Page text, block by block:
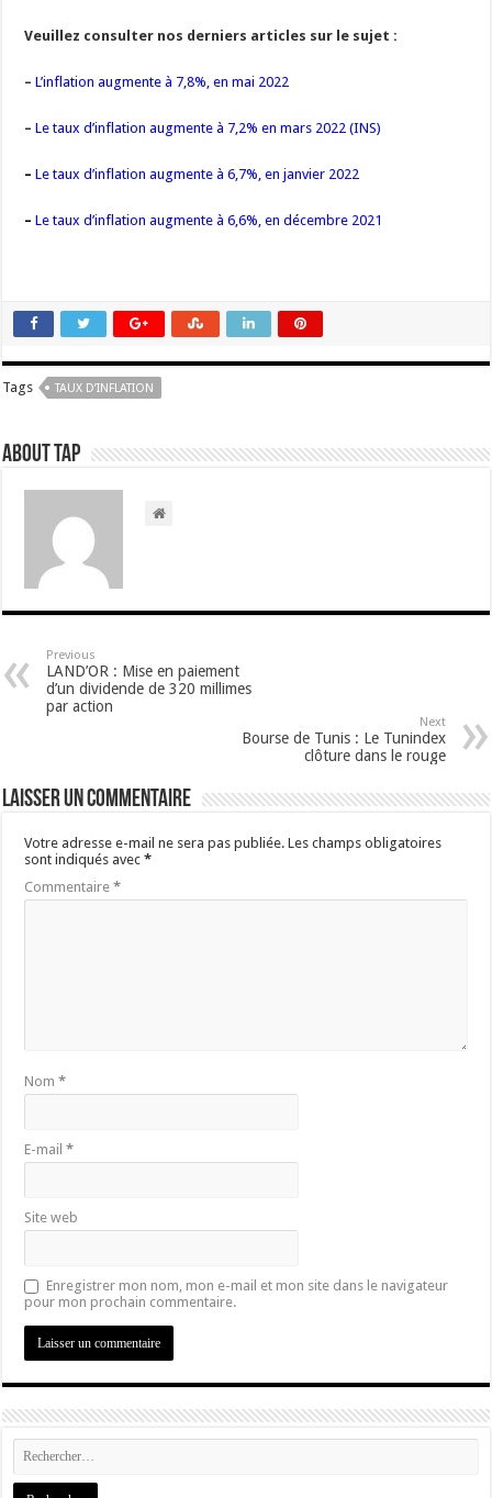
Veuillez consulter nos derniers articles sur le sujet :
– L’inflation augmente à 7,8%, en mai 2022
– Le taux d’inflation augmente à 7,2% en mars 2022 (INS)
–Le taux d’inflation augmente à 6,7%, en janvier 2022
–Le taux d’inflation augmente à 6,6%, en décembre 2021
Tags TAUX D’INFLATION
About TAP
Previous
LAND’OR : Mise en paiement
d’un dividende de 320 millimes
par action
Next
Bourse de Tunis : Le Tunindex
clôture dans le rouge
Laisser un commentaire
Votre adresse e-mail ne sera pas publiée. Les champs obligatoires
sont indiqués avec*
Commentaire*
Nom*
E-mail*
Site web
Enregistrer mon nom, mon e-mail et mon site dans le navigateur
pour mon prochain commentaire.